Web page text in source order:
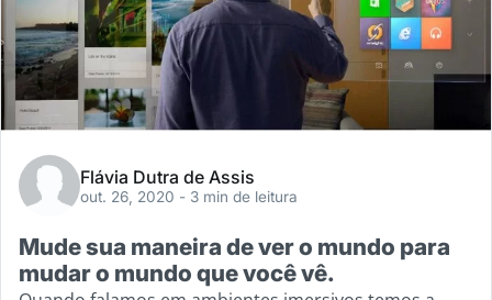
Flávia Dutra de Assis
out. 26, 2020 - 3 min de leitura
Mude sua maneira de ver o mundo para
mudar o mundo que você vê.